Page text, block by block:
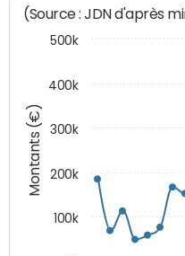
Montants (€)
(Source : JDN d'après
100k
200k
300k
400k
500k